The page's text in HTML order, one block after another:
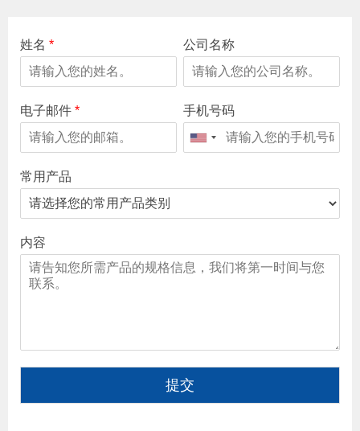
姓名 * 公司名称
电子邮件 * 手机号码
常用产品
内容
提交